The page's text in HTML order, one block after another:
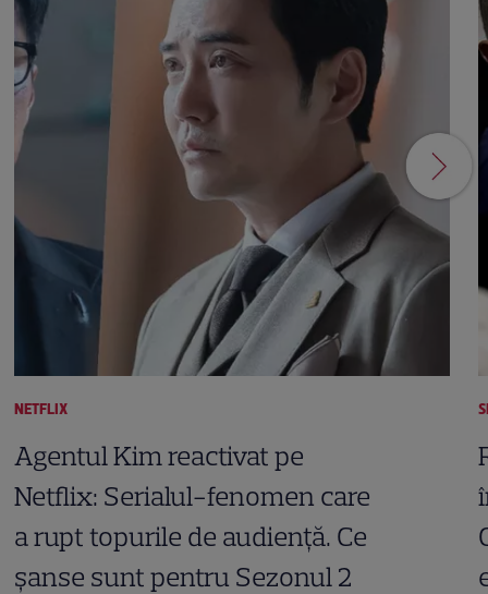
NETFLIX
Agentul Kim reactivat pe
Netflix: Serialul-fenomen care
a rupt topurile de audiență. Ce
șanse sunt pentru Sezonul 2